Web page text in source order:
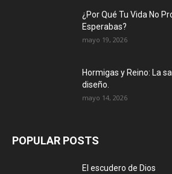
¿Por Qué Tu Vida No
Esperabas?
mayo 19, 2026
Hormigas y Reino: La
diseño.
mayo 14, 2026
POPULAR POSTS
El escudero de Dios